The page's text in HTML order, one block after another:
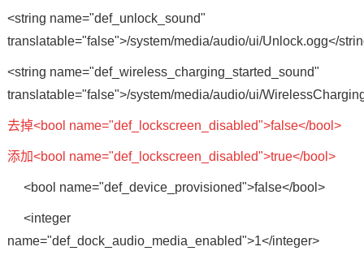
<string name="def_unlock_sound"
translatable="false">/system/media/audio/ui/Unlock.ogg</
<string name="def_wireless_charging_started_sound"
translatable="false">/system/media/audio/ui/
去掉<bool name="def_lockscreen_disabled">false</bool>
添加<bool name="def_lockscreen_disabled">true</bool>
<bool name="def_device_provisioned">false</bool>
<integer
name="def_dock_audio_media_enabled">1</integer>